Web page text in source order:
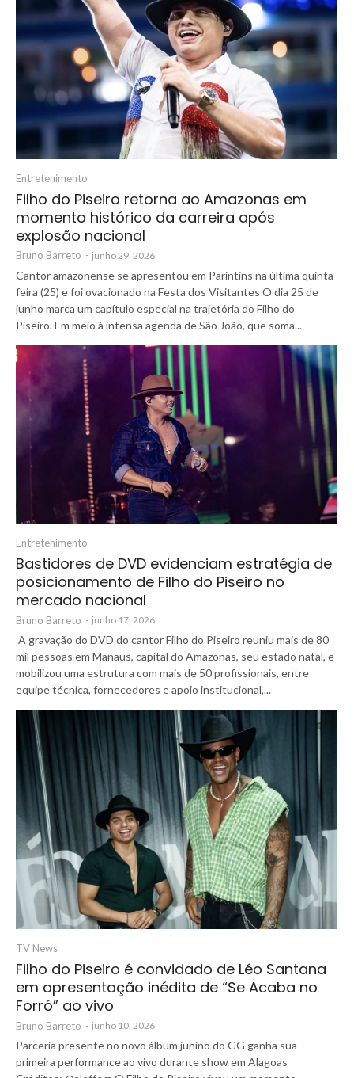
Entretenimento
Filho do Piseiro retorna ao Amazonas em
momento histórico da carreira após
explosão nacional
Bruno Barreto - junho 29, 2026
Cantor amazonense se apresentou em Parintins na última quinta-
feira (25) e foi ovacionado na Festa dos Visitantes O dia 25 de
junho marca um capítulo especial na trajetória do Filho do
Piseiro. Em meio à intensa agenda de São João, que soma...
Entretenimento
Bastidores de DVD evidenciam estratégia de
posicionamento de Filho do Piseiro no
mercado nacional
Bruno Barreto - junho 17, 2026
A gravação do DVD do cantor Filho do Piseiro reuniu mais de 80
mil pessoas em Manaus, capital do Amazonas, seu estado natal, e
mobilizou uma estrutura com mais de 50 profissionais, entre
equipe técnica, fornecedores e apoio institucional,...
TV News
Filho do Piseiro é convidado de Léo Santana
em apresentação inédita de “Se Acaba no
Forró” ao vivo
Bruno Barreto - junho 10, 2026
Parceria presente no novo álbum junino do GG ganha sua
primeira performance ao vivo durante show em Alagoas